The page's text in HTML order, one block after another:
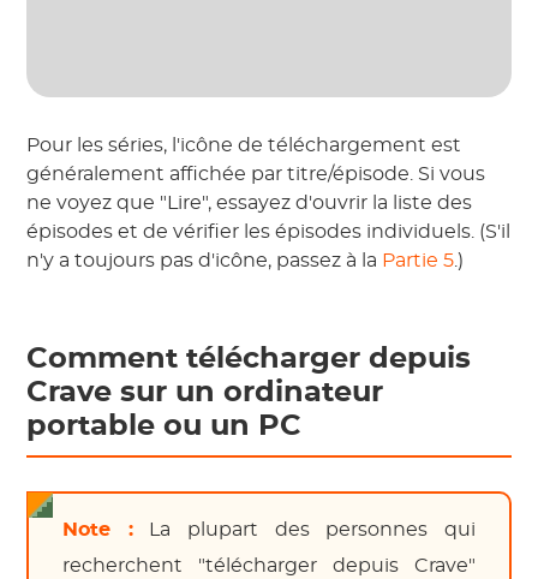
Pour les séries, l'icône de téléchargement est
généralement affichée par titre/épisode. Si vous
ne voyez que "Lire", essayez d'ouvrir la liste des
épisodes et de vérifier les épisodes individuels. (S'il
n'y a toujours pas d'icône, passez à la Partie 5.)
Comment télécharger depuis
Crave sur un ordinateur
portable ou un PC
Note :La plupart des personnes qui
recherchent "télécharger depuis Crave"